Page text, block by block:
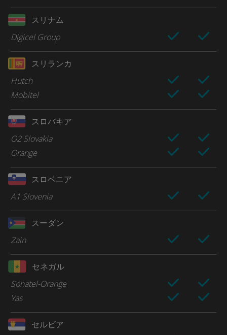
スリナム
Digicel Group
スリランカ
Hutch
Mobitel
スロバキア
O2 Slovakia
Orange
スロベニア
A1 Slovenia
スーダン
Zain
セネガル
Sonatel-Orange
Yas
セルビア